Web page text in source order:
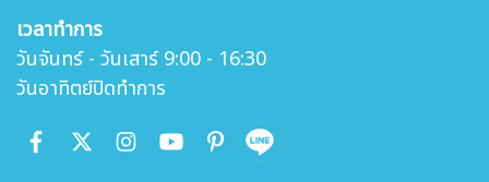
เวลาทำการ
วันจันทร์ - วันเสาร์ 9:00 - 16:30
วันอาทิตย์ปิดทำการ